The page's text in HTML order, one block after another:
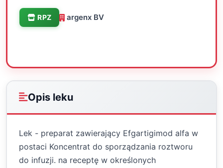
RPZ argenx BV
Opis leku
Lek - preparat zawierający Efgartigimod alfa w
postaci Koncentrat do sporządzania roztworu
do infuzji. na receptę w określonych